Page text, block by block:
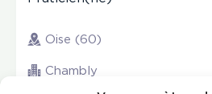
Oise (60)
Chambly